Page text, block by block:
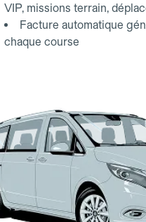
VIP, missions terrain,
Facture automatique
chaque course